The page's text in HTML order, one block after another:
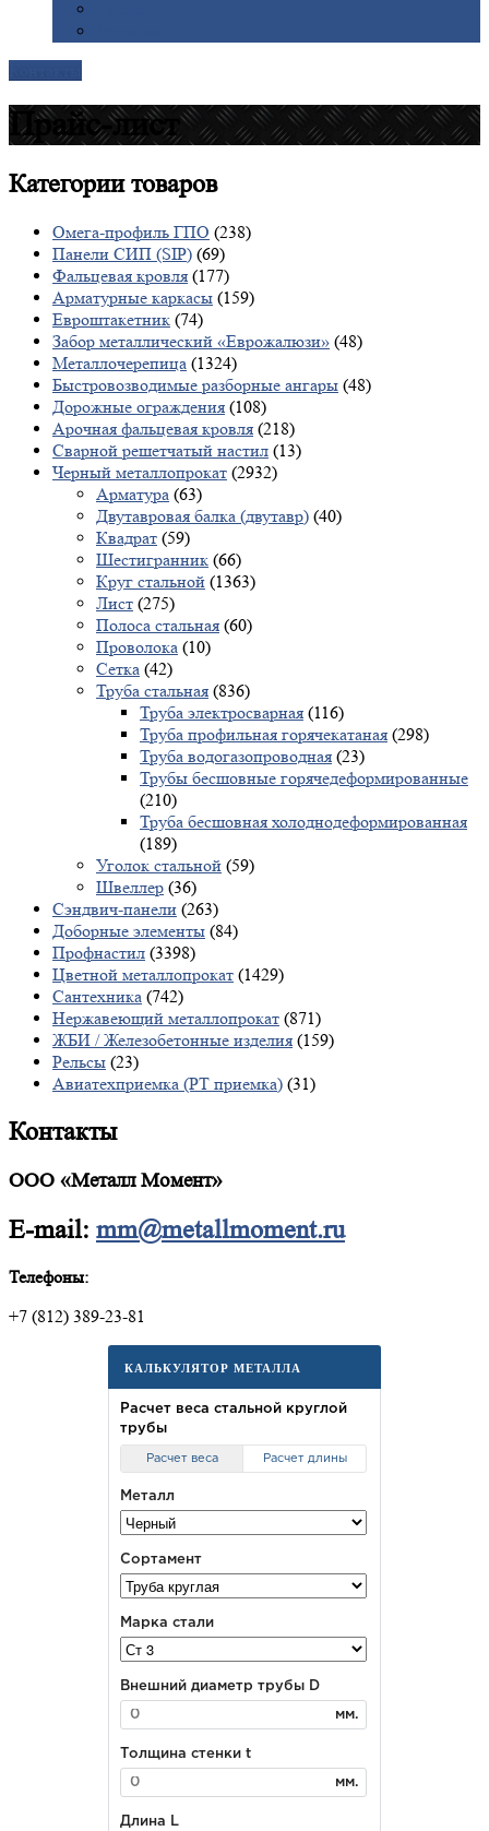
Прайс-лист
Категориитоваров
Омега-профиль ГПО (238)
Панели СИП (SIP) (69)
Фальцевая кровля (177)
Арматурные каркасы (159)
Евроштакетник (74)
Забор металлический «Еврожалюзи» (48)
Металлочерепица (1324)
Быстровозводимые разборные ангары (48)
Дорожные ограждения (108)
Арочная фальцевая кровля (218)
Сварной решетчатый настил (13)
Черный металлопрокат (2932)
Арматура (63)
Двутавровая балка (двутавр) (40)
Квадрат (59)
Шестигранник (66)
Круг стальной (1363)
Лист (275)
Полоса стальная (60)
Проволока (10)
Сетка (42)
Труба стальная (836)
Труба электросварная (116)
Труба профильная горячекатаная (298)
Труба водогазопроводная (23)
Трубы бесшовные горячедеформированные
(210)
Труба бесшовная холоднодеформированная
(189)
Уголок стальной (59)
Швеллер (36)
Сэндвич-панели (263)
Доборные элементы (84)
Профнастил (3398)
Цветной металлопрокат (1429)
Сантехника (742)
Нержавеющий металлопрокат (871)
ЖБИ / Железобетонные изделия (159)
Рельсы (23)
Авиатехприемка (РТ приемка) (31)
Контакты
ООО «Металл Момент»
E-mail: mm@metallmoment.ru
Телефоны:
+7 (812) 389-23-81